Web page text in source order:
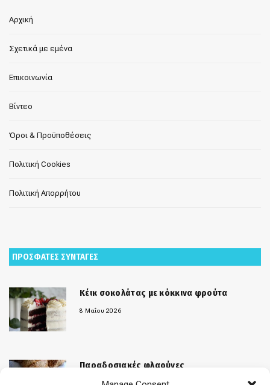
Αρχική
Σχετικά με εμένα
Επικοινωνία
Βίντεο
Όροι & Προϋποθέσεις
Πολιτική Cookies
Πολιτική Απορρήτου
ΠΡΟΣΦΑΤΕΣ ΣΥΝΤΑΓΕΣ
Κέικ σοκολάτας με κόκκινα φρούτα
8 Μαΐου 2026
Παραδοσιακές φλαούνες
31 Μαρτίου 2026